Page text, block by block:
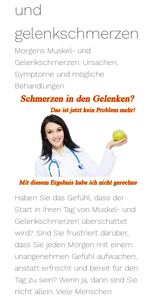
und
gelenkschmerzen
Morgens Muskel- und
Gelenkschmerzen: Ursachen,
Symptome und mögliche
Behandlungen
Haben Sie das Gefühl, dass der
Start in Ihren Tag von Muskel- und
Gelenkschmerzen überschattet
wird? Sind Sie frustriert darüber,
dass Sie jeden Morgen mit einem
unangenehmen Gefühl aufwachen,
anstatt erfrischt und bereit für den
Tag zu sein? Wenn ja, dann sind Sie
nicht allein. Viele Menschen